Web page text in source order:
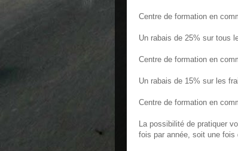
Centre de formation en
Un rabais de 25% sur tous
Centre de formation en
Un rabais de 15% sur les
Centre de formation en
La possibilité de pratiquer
fois par année, soit une